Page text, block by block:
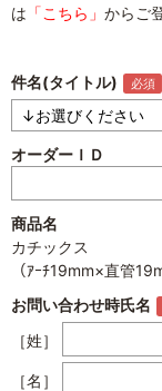
は 「こちら」 からご
件名(タイトル)
オーダーＩＤ
商品名
カチックス
（ｱｰﾁ19mm×直管
お問い合わせ時氏名
［姓］
［名］